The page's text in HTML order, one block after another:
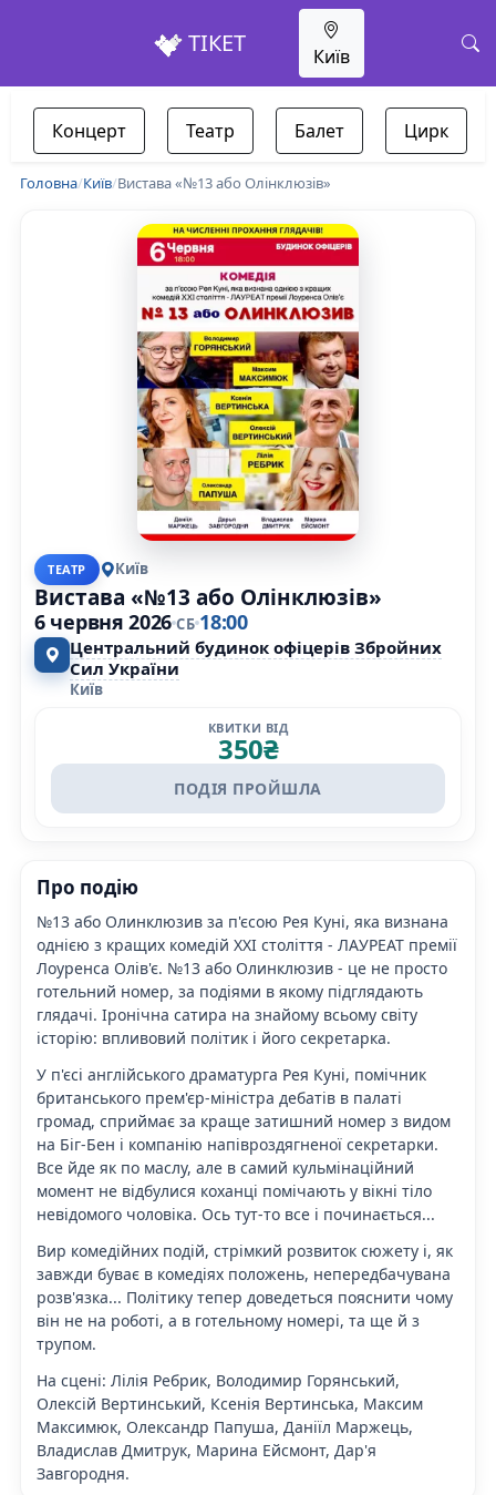
ТІКЕТ Київ
Концерт Театр Балет Цирк
Головна/Київ/Вистава «№13 або Олінклюзів»
ТЕАТР Київ
Вистава «№13 або Олінклюзів»
6 червня 2026 СБ 18:00
Центральний будинок офіцерів Збройних
Сил України
Київ
КВИТКИ ВІД
350₴
ПОДІЯ ПРОЙШЛА
Про подію
№13 або Олинклюзив за п'єсою Рея Куні, яка визнана
однією з кращих комедій XXI століття - ЛАУРЕАТ премії
Лоуренса Олів'є. №13 або Олинклюзив - це не просто
готельний номер, за подіями в якому підглядають
глядачі. Іронічна сатира на знайому всьому світу
історію: впливовий політик і його секретарка.
У п'єсі англійського драматурга Рея Куні, помічник
британського прем'єр-міністра дебатів в палаті
громад, сприймає за краще затишний номер з видом
на Біг-Бен і компанію напівроздягненої секретарки.
Все йде як по маслу, але в самий кульмінаційний
момент не відбулися коханці помічають у вікні тіло
невідомого чоловіка. Ось тут-то все і починається...
Вир комедійних подій, стрімкий розвиток сюжету і, як
завжди буває в комедіях положень, непередбачувана
розв'язка... Політику тепер доведеться пояснити чому
він не на роботі, а в готельному номері, та ще й з
трупом.
На сцені: Лілія Ребрик, Володимир Горянський,
Олексій Вертинський, Ксенія Вертинська, Максим
Максимюк, Олександр Папуша, Даніїл Маржець,
Владислав Дмитрук, Марина Ейсмонт, Дар'я
Завгородня.